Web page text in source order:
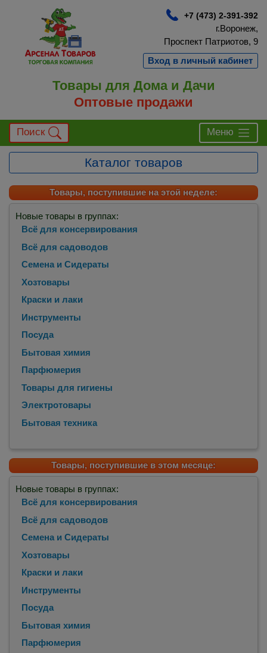
+7 (473) 2-391-392
г.Воронеж,
Проспект Патриотов, 9
Вход в личный кабинет
Товары для Дома и Дачи
Оптовые продажи
Поиск Меню
Каталог товаров
Товары, поступившие на этой неделе:
Новые товары в группах:
Всё для консервирования
Всё для садоводов
Семена и Сидераты
Хозтовары
Краски и лаки
Инструменты
Посуда
Бытовая химия
Парфюмерия
Товары для гигиены
Электротовары
Бытовая техника
Товары, поступившие в этом месяце:
Новые товары в группах:
Всё для консервирования
Всё для садоводов
Семена и Сидераты
Хозтовары
Краски и лаки
Инструменты
Посуда
Бытовая химия
Парфюмерия